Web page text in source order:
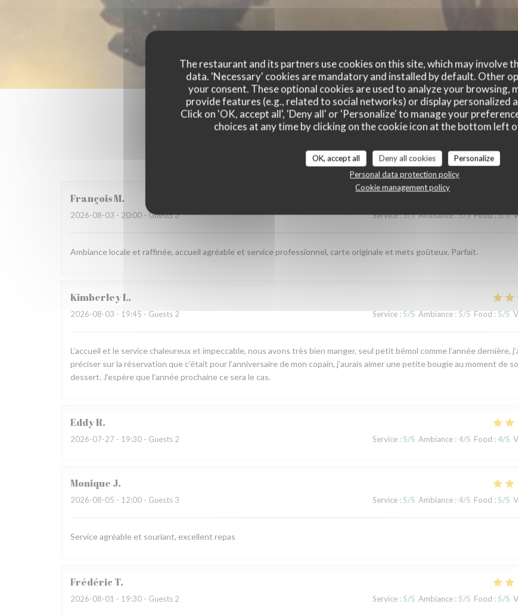
The restaurant and its partners use cookies on this site, which may involve
data. 'Necessary' cookies are mandatory and installed by default. Other
your consent. These optional cookies are used to analyze your browsing,
provide features (e.g., related to social networks) or display personalized
Click on 'OK, accept all', 'Deny all' or 'Personalize' to manage your
choices at any time by clicking on the cookie icon at the bottom left
OK, accept all Deny all cookies
Personalize
Personal data protection policy
Cookie management policy
Our customer ratings
FrançoisM
2026-08-03 - 20:00 - Guests 3 Service:5/5 Ambiance:5/5 Food:5/5
Ambiance locale et raffinée, accueil agréable et service professionnel, carte originale et mets goûteux. Parfait.
KimberleyL
2026-08-03 - 19:45 - Guests 2 Service : 5/5 Ambiance : 5/5 Food : 5/5
L’accueil et le service chaleureux et impeccable, nous avons très bien manger, seul petit bémol comme l’année dernière,
préciser sur la réservation que c’était pour l’anniversaire de mon copain, j’aurais aimer une petite bougie au moment de
dessert. J’espère que l’année prochaine ce sera le cas.
EddyR
2026-07-27 - 19:30 - Guests 2 Service : 5/5 Ambiance : 4/5 Food : 4/5
Monique J
2026-08-05 - 12:00 - Guests 3 Service : 5/5 Ambiance : 4/5 Food : 5/5
Service agréable et souriant, excellent repas
Frédéric T
2026-08-01 - 19:30 - Guests 2 Service : 5/5 Ambiance : 5/5 Food : 5/5